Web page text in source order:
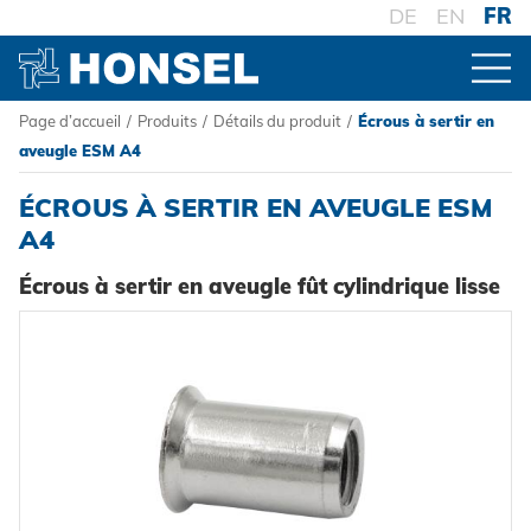
DE EN FR
PRODUITS
VUE D'ENSEMBLE DES PRODUITS
CONNECTEURS
Ecrou à sertir
Goujons a sertir en aveugle
Powertrain Fasteners
Outillage de pose sur batterie
Outillage de pose oléopneumatique
Outillage de pose manuel
SYSTÈMES
Haute résistance - le système
Fixation à sertir auto-perçante
HONSEL
Page d’accueil / Produits / Détails du produit / Écrous à sertir en
aveugle ESM A4
ÉCROUS À SERTIR EN AVEUGLE ESM
A4
Écrous à sertir en aveugle fût cylindrique lisse